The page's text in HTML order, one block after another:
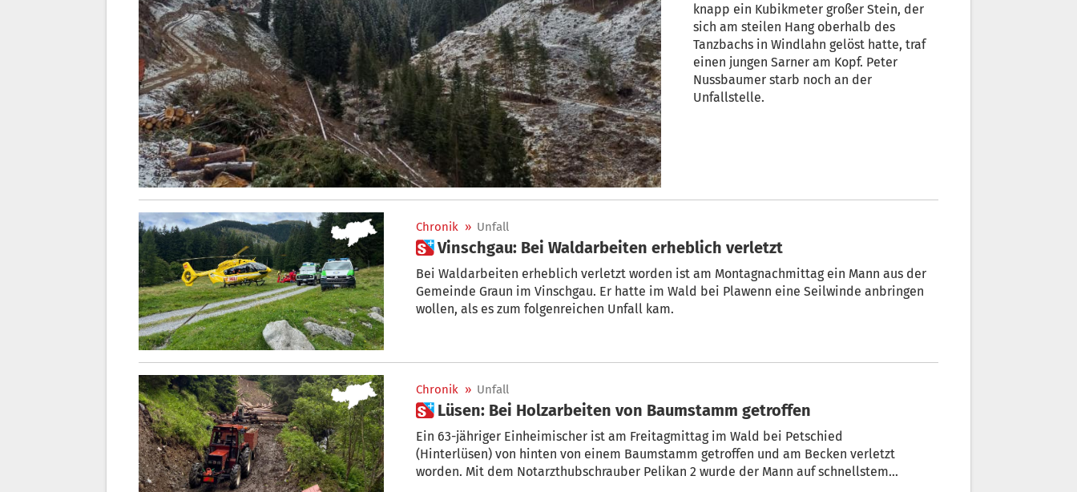
knapp ein Kubikmeter großer Stein, der
sich am steilen Hang oberhalb des
Tanzbachs in Windlahn gelöst hatte, traf
einen jungen Sarner am Kopf. Peter
Nussbaumer starb noch an der
Unfallstelle.
Chronik » Unfall
 Vinschgau: Bei Waldarbeiten erheblich verletzt
Bei Waldarbeiten erheblich verletzt worden ist am Montagnachmittag ein Mann aus der
Gemeinde Graun im Vinschgau. Er hatte im Wald bei Plawenn eine Seilwinde anbringen
wollen, als es zum folgenreichen Unfall kam.
Chronik » Unfall
 Lüsen: Bei Holzarbeiten von Baumstamm getroffen
Ein 63-jähriger Einheimischer ist am Freitagmittag im Wald bei Petschied
(Hinterlüsen) von hinten von einem Baumstamm getroffen und am Becken verletzt
worden. Mit dem Notarzthubschrauber Pelikan 2 wurde der Mann auf schnellstem